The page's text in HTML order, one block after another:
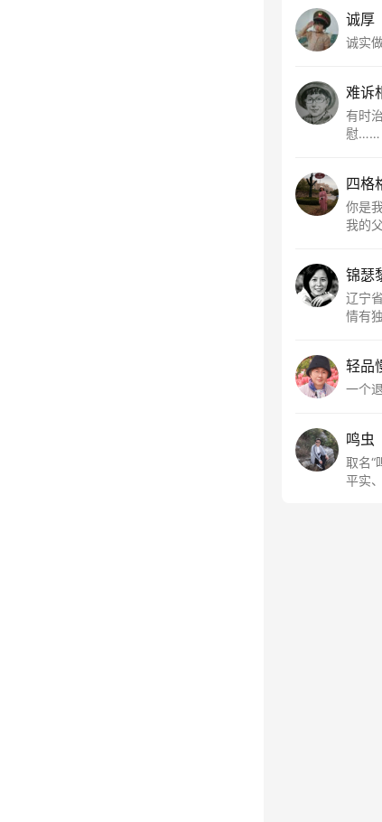
诚厚
诚实
难诉
有时
慰……
四格
你是
我的
根所
慢熟
锦瑟
辽宁
情有
轻品
一个
鸣虫
取名“
平实